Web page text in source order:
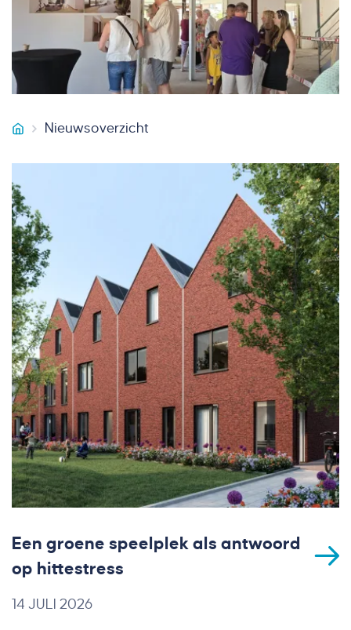
Van Miltenburg Bouw & Onderhoud
Nieuwsoverzicht
Een groene speelplek als antwoord
op hittestress
14 JULI 2026